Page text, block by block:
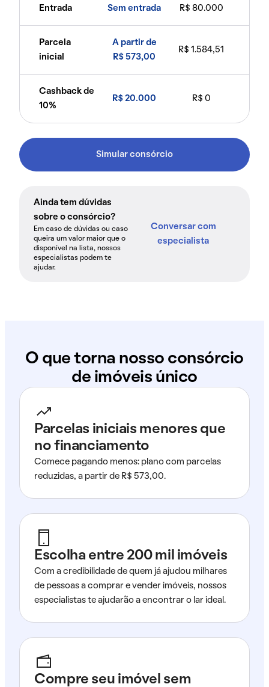
Entrada Sem entrada R$ 80.000
Parcela
inicial
A partir de
R$ 573,00
R$ 1.584,51
Cashback de
10%
R$ 20.000 R$ 0
Simular consórcio
Ainda tem dúvidas
sobre o consórcio?
Em caso de dúvidas ou caso
queira um valor maior que o
disponível na lista, nossos
especialistas podem te
ajudar.
Conversar com
especialista
O que torna nosso consórcio
de imóveis único
Parcelas iniciais menores que
no financiamento
Comece pagando menos: plano com parcelas
reduzidas, a partir de R$ 573,00.
Escolha entre 200 mil imóveis
Com a credibilidade de quem já ajudou milhares
de pessoas a comprar e vender imóveis, nossos
especialistas te ajudarão a encontrar o lar ideal.
Compre seu imóvel sem